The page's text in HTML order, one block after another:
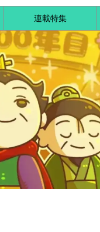
連載特集